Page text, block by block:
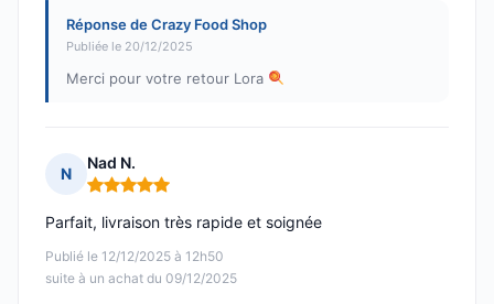
Réponse de Crazy Food Shop
Publiée le 20/12/2025
Merci pour votre retour Lora
N
Nad N.
Note : 5 sur 5
Publié le 12/12/2025 à 12h50
suite à un achat du 09/12/2025
Parfait, livraison très rapide et soignée